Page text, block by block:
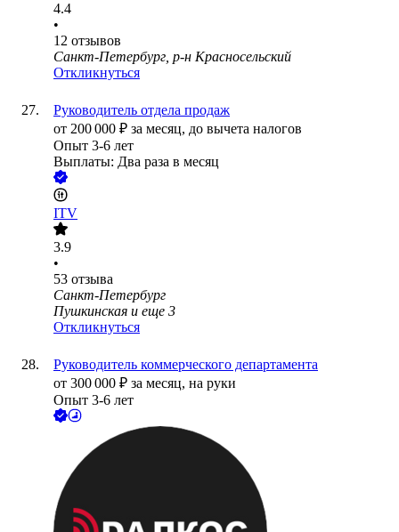
4.4
•
12 отзывов
Санкт-Петербург, р-н Красносельский
Откликнуться
Руководитель отдела продаж
от 200 000 ₽ за месяц, до вычета налогов
Опыт 3-6 лет
Выплаты: Два раза в месяц
ITV
3.9
•
53 отзыва
Санкт-Петербург
Пушкинская и еще 3
Откликнуться
Руководитель коммерческого департамента
от 300 000 ₽ за месяц, на руки
Опыт 3-6 лет